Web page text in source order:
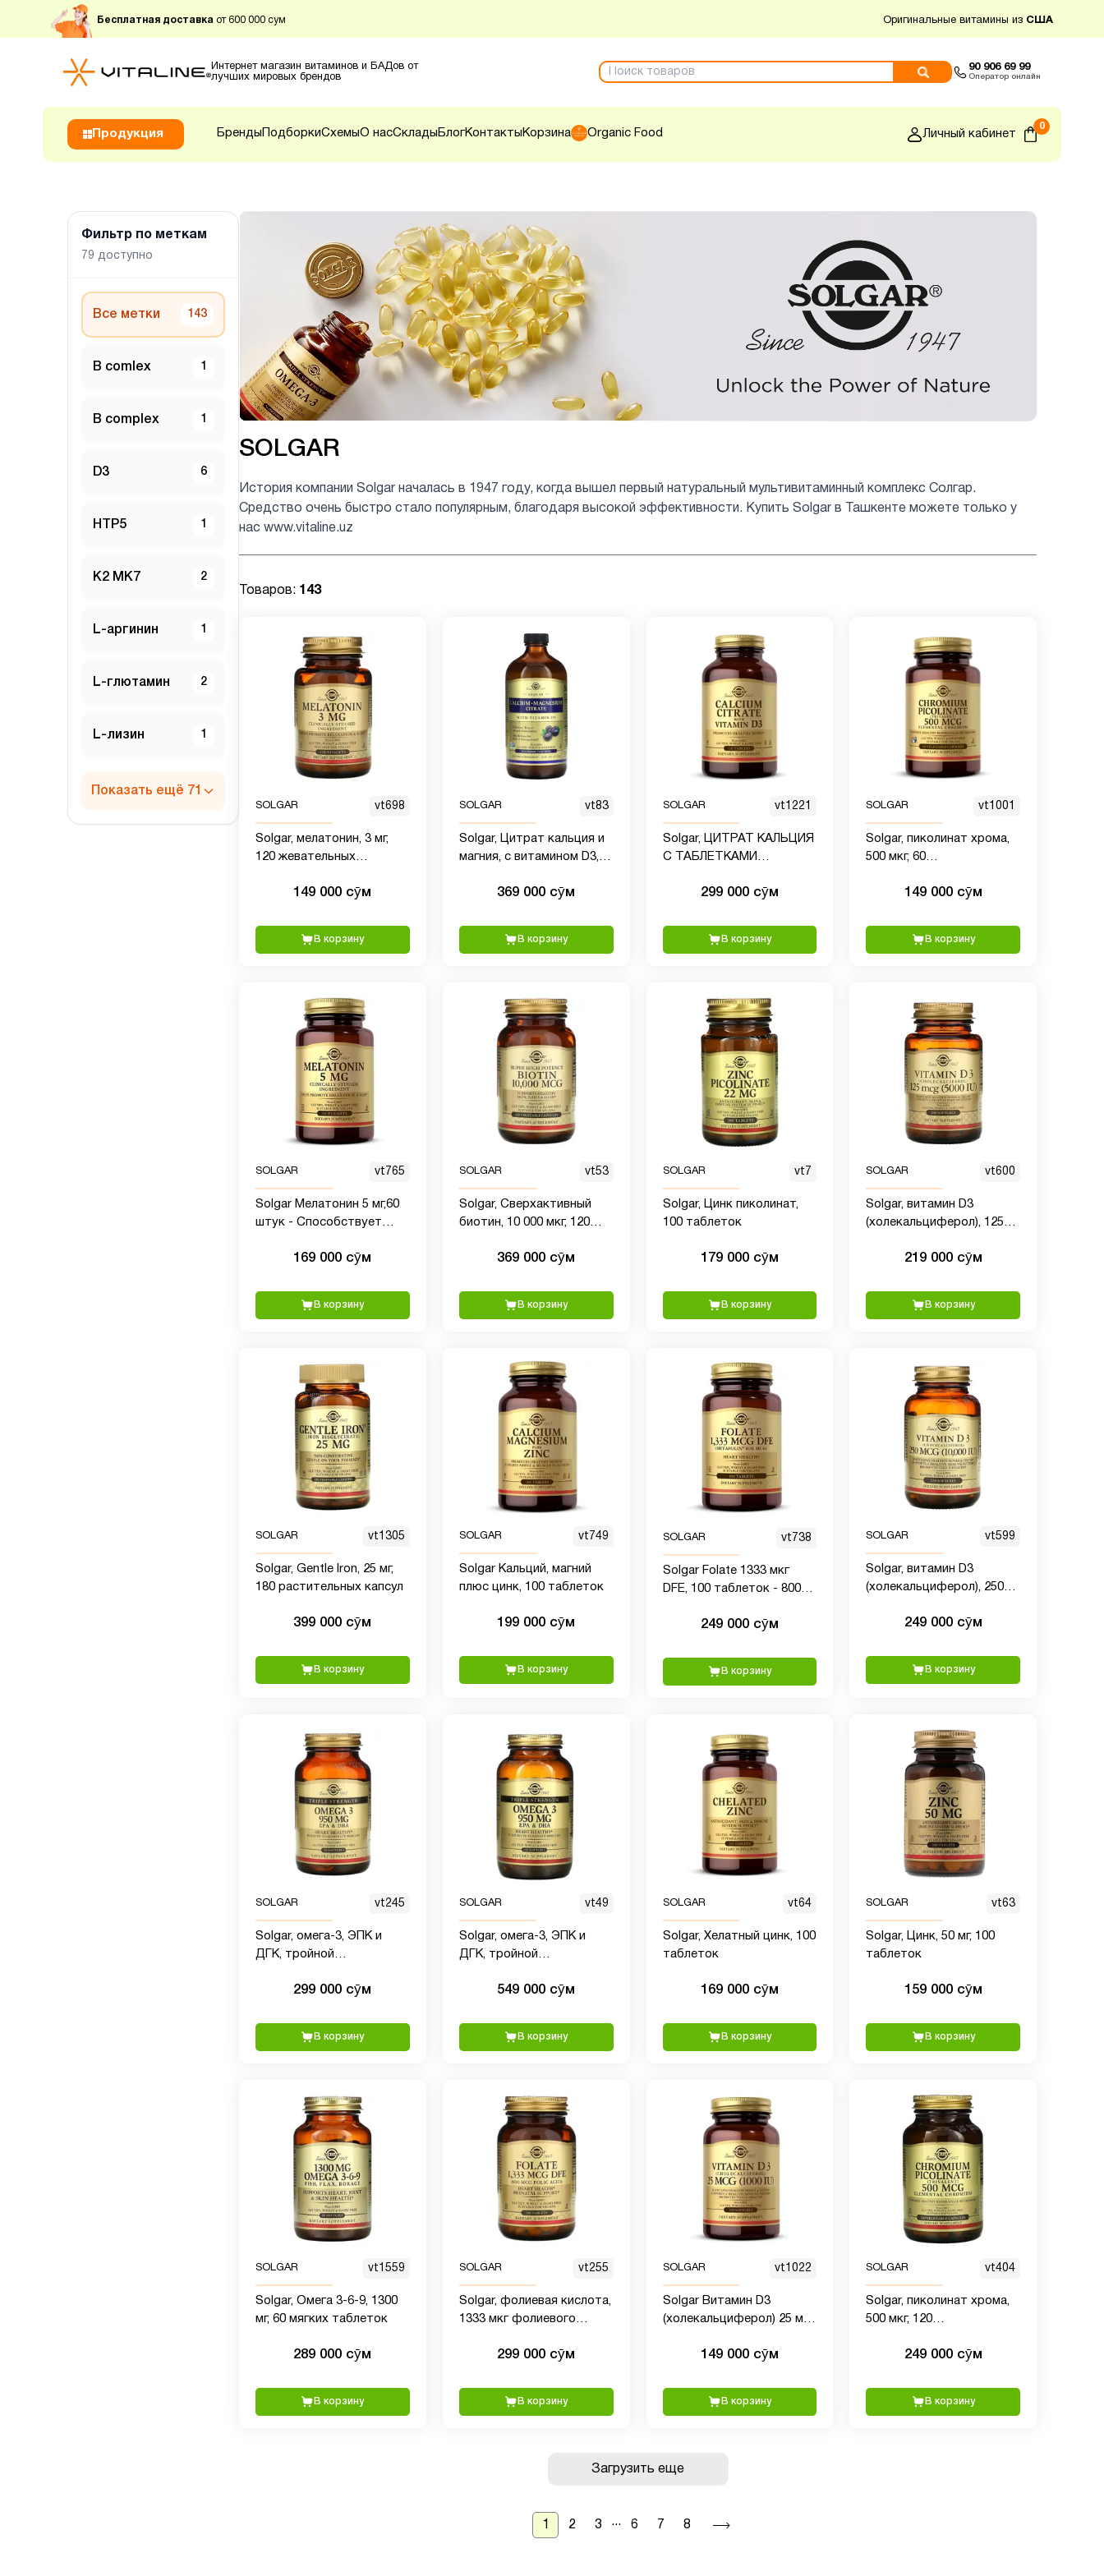
Бесплатная доставка от 600 000 сум Оригинальные витамины из США
Интернет магазин витаминов и БАДов от
лучших мировых брендов
90 906 69 99
Оператор онлайн
Продукция Бренды ПодборкиСхемыО насСклады БлогКонтакты Корзина Organic Food Личный кабинет
0
Фильтр по меткам
79 доступно
Все метки 143
B comlex 1
B complex 1
D3 6
HTP5 1
K2 MK7 2
L-аргинин 1
L-глютамин 2
L-лизин 1
Показать ещё 71
SOLGAR
История компании Solgar началась в 1947 году, когда вышел первый натуральный мультивитаминный комплекс Солгар.
Средство очень быстро стало популярным, благодаря высокой эффективности. Купить Solgar в Ташкенте можете только у
нас www.vitaline.uz
Товаров: 143
SOLGAR vt698
Solgar, мелатонин, 3 мг,
120 жевательных
149 000 сӯм
В корзину
SOLGAR vt83
Solgar, Цитрат кальция и
магния, с витамином D3, в
натуральной голубики,
369 000 сӯм
В корзину
SOLGAR vt1221
Solgar, ЦИТРАТ КАЛЬЦИЯ
С ТАБЛЕТКАМИ
299 000 сӯм
В корзину
SOLGAR vt1001
Solgar, пиколинат хрома,
500 мкг, 60
149 000 сӯм
В корзину
SOLGAR vt765
Solgar Мелатонин 5 мг,60
штук - Способствует
169 000 сӯм
В корзину
SOLGAR vt53
Solgar, Сверхактивный
биотин, 10 000 мкг, 120
369 000 сӯм
В корзину
SOLGAR vt7
Solgar, Цинк пиколинат,
100 таблеток
179 000 сӯм
В корзину
SOLGAR vt600
Solgar, витамин D3
(холекальциферол), 125
219 000 сӯм
В корзину
SOLGAR vt1305
Solgar, Gentle Iron, 25 мг,
180 растительных капсул
399 000 сӯм
В корзину
SOLGAR vt749
Solgar Кальций, магний
плюс цинк, 100 таблеток
199 000 сӯм
В корзину
SOLGAR vt738
Solgar Folate 1333 мкг
DFE, 100 таблеток - 800
метафолина - Здоровье
веганский, без глютена,
без молочных продуктов,
249 000 сӯм
В корзину
SOLGAR vt599
Solgar, витамин D3
(холекальциферол), 250
249 000 сӯм
В корзину
SOLGAR vt245
Solgar, омега-3, ЭПК и
ДГК, тройной
299 000 сӯм
В корзину
SOLGAR vt49
Solgar, омега-3, ЭПК и
ДГК, тройной
мягких таблеток
549 000 сӯм
В корзину
SOLGAR vt64
Solgar, Хелатный цинк, 100
таблеток
169 000 сӯм
В корзину
SOLGAR vt63
Solgar, Цинк, 50 мг, 100
таблеток
159 000 сӯм
В корзину
SOLGAR vt1559
Solgar, Омега 3-6-9, 1300
мг, 60 мягких таблеток
289 000 сӯм
В корзину
SOLGAR vt255
Solgar, фолиевая кислота,
1333 мкг фолиевого
таблеток299 000 сӯм
В корзину
SOLGAR vt1022
Solgar Витамин D3
(холекальциферол) 25 мкг
капсул - Помогает
костей и зубов -
Поддержка иммунной
продуктов - 100 порций
149 000 сӯм
В корзину
SOLGAR vt404
Solgar, пиколинат хрома,
500 мкг, 120
249 000 сӯм
В корзину
Загрузить еще
1 2 3 ... 6 7 8